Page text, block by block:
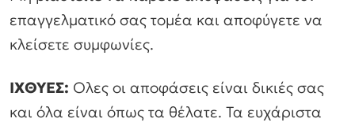
επαγγελματικό σας τομέα και αποφύγετε να
κλείσετε συμφωνίες.
ΙΧΘΥΕΣ: Ολες οι αποφάσεις είναι δικιές σας
και όλα είναι όπως τα θέλατε. Τα ευχάριστα